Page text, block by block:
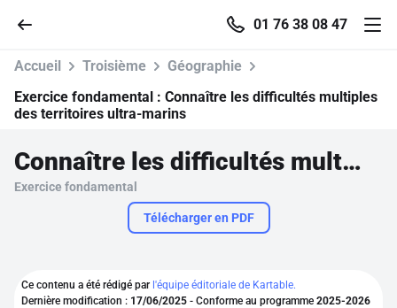
01 76 38 08 47
Parcourir
Se connecter
Accueil Troisième
Géographie
Exercice fondamental : Connaître les difficultés multiples
des territoires ultra-marins
Connaître les difficultés multiples des territoires ultra-marins
Exercice fondamental
Télécharger en PDF
Ce contenu a été rédigé par l'équipe éditoriale de Kartable.
Dernière modification : 17/06/2025 - Conforme au programme 2025-2026